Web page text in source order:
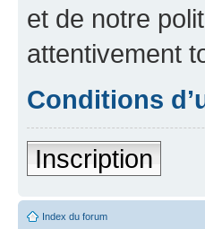
et de notre
attentivement
Conditions
Inscription
Index du forum